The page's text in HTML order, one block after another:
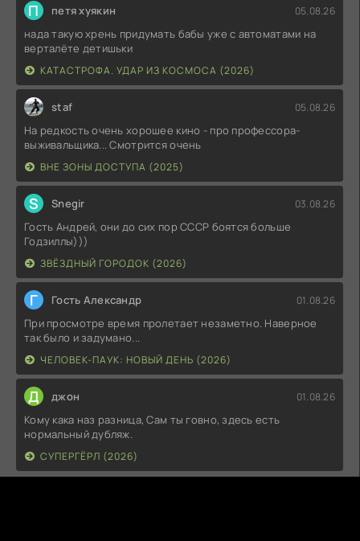
П петя хуякин 05.08.26
нада такую хрень придумать бабы уже с автоматами на
верталёте детишьки
КАТАСТРОФА. УДАР ИЗ КОСМОСА (2026)
staf 05.08.26
На редкость очень хорошее кино - про профессора-
выживальщика... Смотрится очень
ВНЕ ЗОНЫ ДОСТУПА (2025)
S Snegir 03.08.26
Гость Андрей, они до сих пор СССР боятся больше
Годзиллы)))
ЗВЁЗДНЫЙ ГОРОДОК (2026)
Г Гость Александр 01.08.26
При просмотре время пролетает незаметно. Наверное
так было и задумано...
ЧЕЛОВЕК-ПАУК: НОВЫЙ ДЕНЬ (2026)
Д джон 01.08.26
Кому кака наз разница, Сам ты говно, здесь есть
нормальный дубляж.
СУПЕРГЁРЛ (2026)